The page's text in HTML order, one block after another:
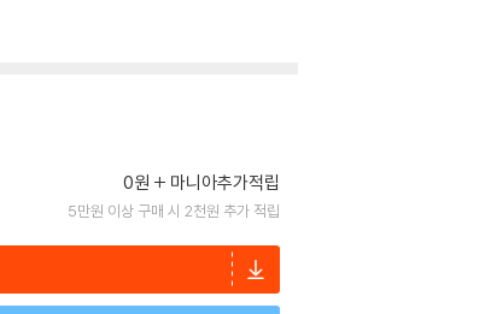
0원 마니아추가적립
5만원 이상 구매 시 2천원 추가 적립